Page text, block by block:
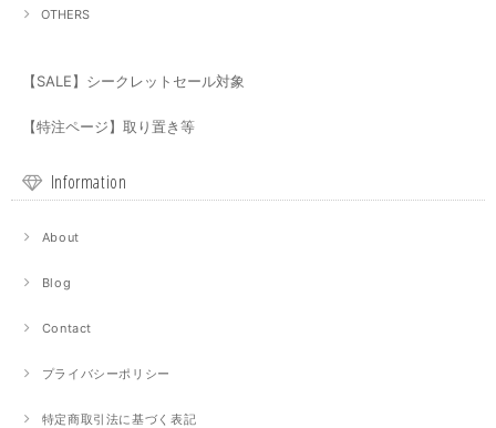
OTHERS
【SALE】シークレットセール対象
【特注ページ】取り置き等
Information
About
Blog
Contact
プライバシーポリシー
特定商取引法に基づく表記